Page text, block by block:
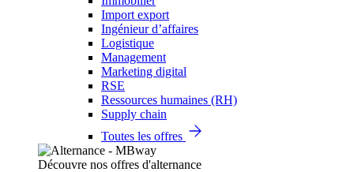
Import export
Ingénieur d’affaires
Logistique
Management
Marketing digital
RSE
Ressources humaines (RH)
Supply chain
Toutes les offres
Découvre nos offres d'alternance